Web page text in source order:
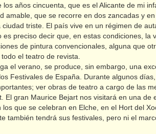
los años cincuenta, que es el Alicante de mi
amable, que se recorre en dos zancadas y
ciudad triste. El país vive en un régimen de
es preciso decir que, en estas condiciones, la
de pintura convencionales, alguna que
el teatro de revista.
el verano, se produce, sin embargo, una
Festivales de España. Durante algunos
ver obras de teatro a cargo de las
El gran Maurice Bejart nos visitará en una de
los que se celebran en Elche, en el Hort del
también tendrá sus festivales, pero ni el